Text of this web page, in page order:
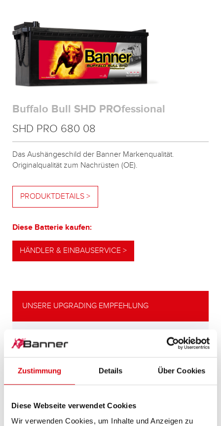
Zustimmung Details Über Cookies
Diese Webseite verwendet Cookies
Wir verwenden Cookies, um Inhalte und Anzeigen zu
Buffalo Bull SHD PROfessional
SHD PRO 680 08
Das Aushängeschild der Banner Markenqualität.
Originalqualität zum Nachrüsten (OE).
PRODUKTDETAILS >
Diese Batterie kaufen:
HÄNDLER & EINBAUSERVICE >
LEISTUNGSSTARKE
ALTERNATIVE
Energiebedarf bzw. höheren
UNSERE UPGRADING EMPFEHLUNG